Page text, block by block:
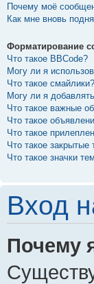
Почему моё
Как мне вновь
Форматирование
Что такое BBCode?
Могу ли я
Что такое смайлики?
Могу ли я
Что такое важные
Что такое
Что такое
Что такое закрытые
Что такое значки
Вход
Почему